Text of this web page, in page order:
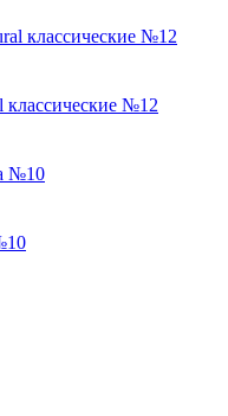
классические №12